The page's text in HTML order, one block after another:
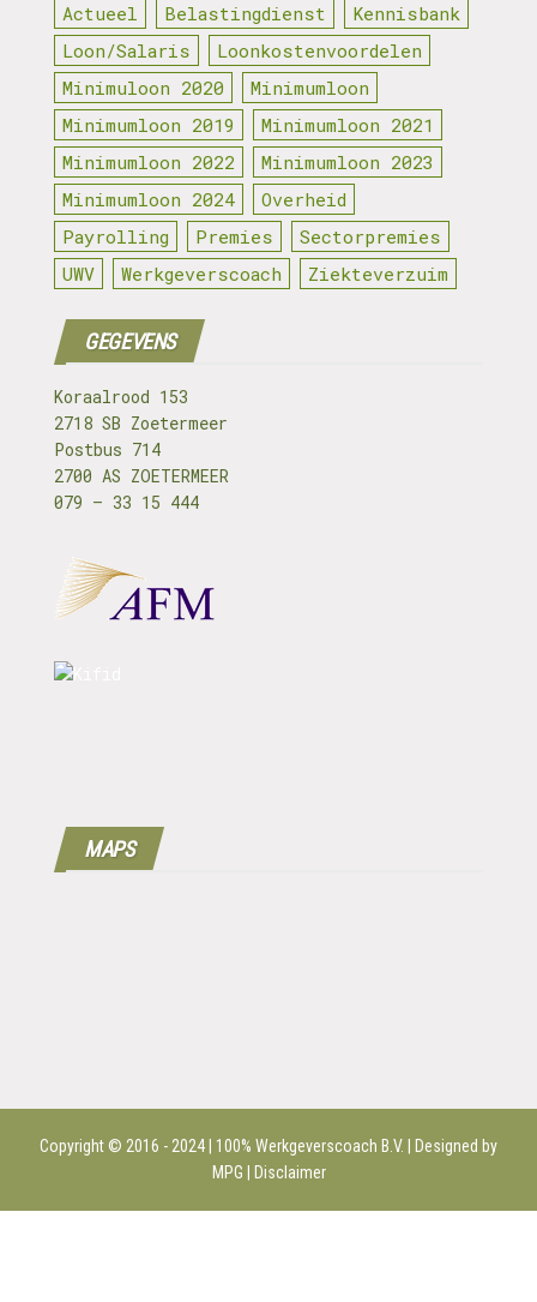
Actueel Belastingdienst
Kennisbank
Loon/Salaris
Loonkostenvoordelen
Minimuloon 2020
Minimumloon
Minimumloon 2019
Minimumloon 2021
Minimumloon 2022
Minimumloon 2023
Minimumloon 2024
Overheid
Payrolling
Premies
Sectorpremies
UWV
Werkgeverscoach Ziekteverzuim
GEGEVENS
Koraalrood 153
2718 SB Zoetermeer
Postbus 714
2700 AS ZOETERMEER
079 – 33 15 444
MAPS
Copyright © 2016 - 2024 | 100% Werkgeverscoach B.V. | Designed by
MPG |
Disclaimer